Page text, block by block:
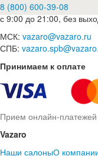
8 (800) 600-39-08
с 9:00 до 21:00, без
МСК: vazaro@vazaro.ru
СПБ:
Принимаем к оплате
Прием онлайн-платежей
Vazaro
Наши салоныО